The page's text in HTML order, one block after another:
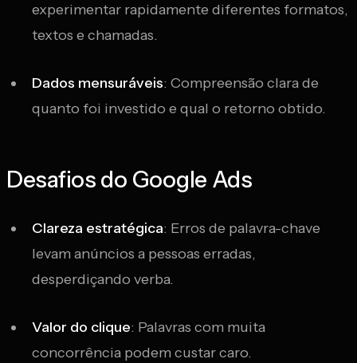
experimentar rapidamente diferentes formatos,
textos e chamadas.
Dados mensuráveis: Compreensão clara de
quanto foi investido e qual o retorno obtido.
Desafios do Google Ads
Clareza estratégica: Erros de palavra-chave
levam anúncios a pessoas erradas,
desperdiçando verba.
Valor do clique: Palavras com muita
concorrência podem custar caro.